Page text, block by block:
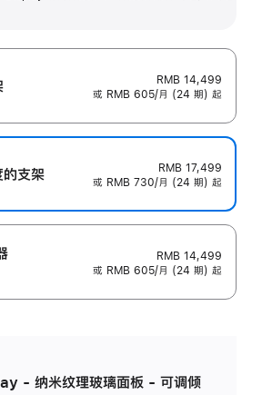
RMB 14,499
或 RMB 605/月 (24 期) 起
的支‍架
RMB 17,499
或 RMB 730/月 (24 期) 起
RMB 14,499
或 RMB 605/月 (24 期) 起
- 纳米纹理玻璃面板 - 可调倾